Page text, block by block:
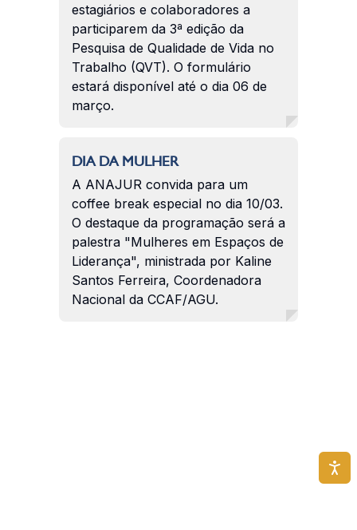
estagiários e colaboradores a
participarem da 3ª edição da
Pesquisa de Qualidade de Vida no
Trabalho (QVT). O formulário
estará disponível até o dia 06 de
março.
DIA DA MULHER
A ANAJUR convida para um
coffee break especial no dia 10/03.
O destaque da programação será a
palestra "Mulheres em Espaços de
Liderança", ministrada por Kaline
Santos Ferreira, Coordenadora
Nacional da CCAF/AGU.